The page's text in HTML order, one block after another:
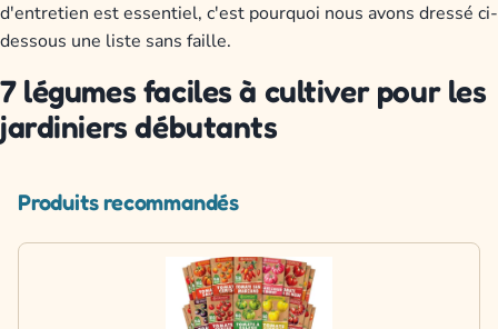
d'entretien est essentiel, c'est pourquoi nous avons dressé ci-
dessous une liste sans faille.
7 légumes faciles à cultiver pour les
jardiniers débutants
Produits recommandés